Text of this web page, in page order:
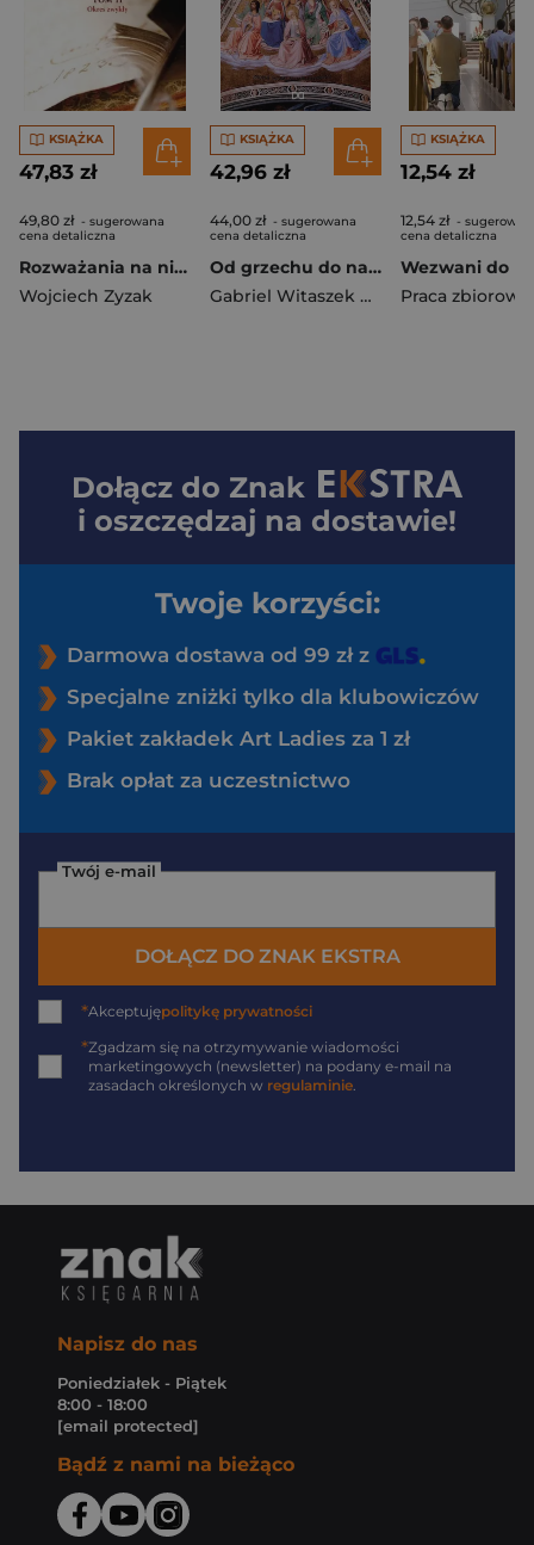
KSIĄŻKA
47,83 zł
49,80 zł - sugerowana
cena detaliczna
Rozważania na niedziele i święta. Tom II
Wojciech Zyzak
KSIĄŻKA
42,96 zł
44,00 zł - sugerowana
cena detaliczna
Od grzechu do nawrócenia
Gabriel Witaszek CSsR
KSIĄŻKA
12,54 zł
12,54 zł -
cena detaliczna
Praca zbiorowa
Dołącz do Znak
i oszczędzaj na dostawie!
Twoje korzyści:
Darmowa dostawa od 99 zł z
Specjalne zniżki tylko dla klubowiczów
Pakiet zakładek Art Ladies za 1 zł
Brak opłat za uczestnictwo
Twój e-mail
DOŁĄCZ DO ZNAK EKSTRA
*Akceptujępolitykę prywatności
*Zgadzam się na otrzymywanie wiadomości
marketingowych (newsletter) na podany e-mail na
zasadach określonych w regulaminie
Napisz do nas
Poniedziałek - Piątek
8:00 - 18:00
[email protected]
Bądź z nami na bieżąco